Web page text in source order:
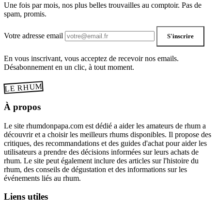
Une fois par mois, nos plus belles trouvailles au comptoir. Pas de
spam, promis.
Votre adresse email S'inscrire
En vous inscrivant, vous acceptez de recevoir nos emails.
Désabonnement en un clic, à tout moment.
LE RHUM
À propos
Le site rhumdonpapa.com est dédié a aider les amateurs de rhum a
découvrir et a choisir les meilleurs rhums disponibles. Il propose des
critiques, des recommandations et des guides d'achat pour aider les
utilisateurs a prendre des décisions informées sur leurs achats de
rhum. Le site peut également inclure des articles sur l'histoire du
rhum, des conseils de dégustation et des informations sur les
événements liés au rhum.
Liens utiles